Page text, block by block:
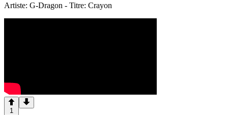
Artiste: G-Dragon - Titre: Crayon
1